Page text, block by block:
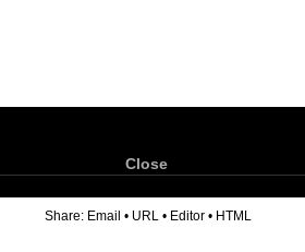
Close
Share: Email • URL • Editor • HTML